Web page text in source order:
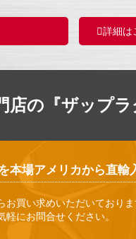
詳細は
の『ザップラ
場アメリカから直輸
買い求めいただいており
にお問合せください。